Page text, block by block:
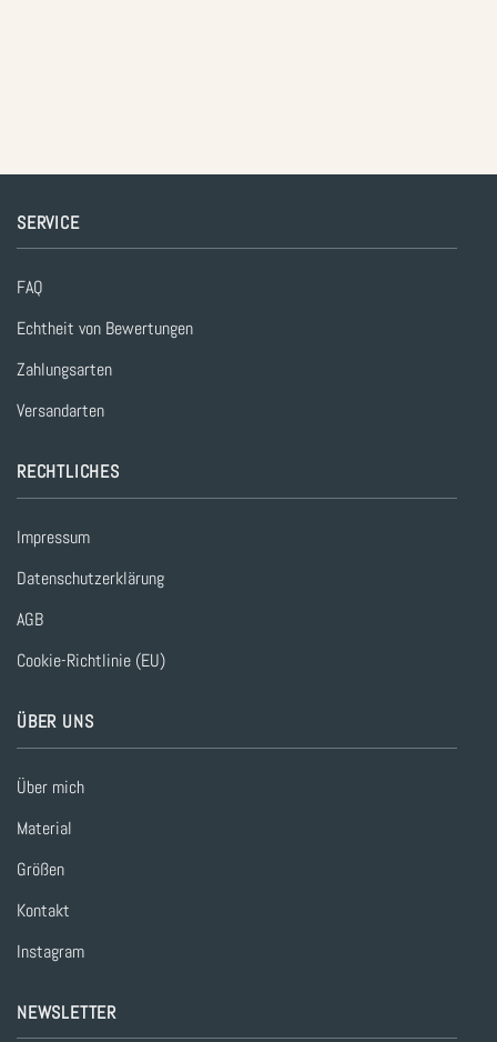
SERVICE
FAQ
Echtheit von Bewertungen
Zahlungsarten
Versandarten
RECHTLICHES
Impressum
Datenschutzerklärung
AGB
Cookie-Richtlinie (EU)
ÜBER UNS
Über mich
Material
Größen
Kontakt
Instagram
NEWSLETTER